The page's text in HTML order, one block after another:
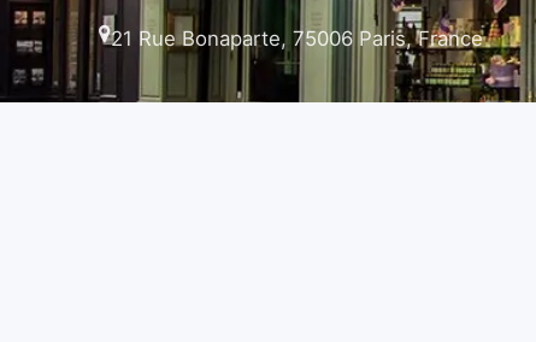
21 Rue Bonaparte, 75006 Paris, France